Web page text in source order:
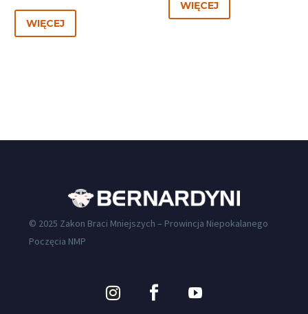
WIĘCEJ
WIĘCEJ
© 2025 Zakon Braci Mniejszych – Prowincja Niepokalanego
Poczęcia NMP